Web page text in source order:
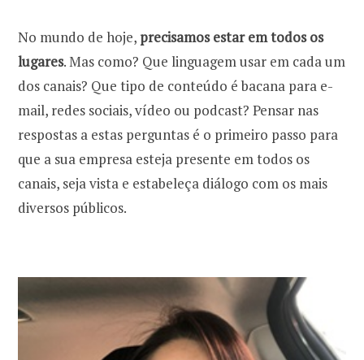
No mundo de hoje, precisamos estar em todos os
lugares. Mas como? Que linguagem usar em cada um
dos canais? Que tipo de conteúdo é bacana para e-
mail, redes sociais, vídeo ou podcast? Pensar nas
respostas a estas perguntas é o primeiro passo para
que a sua empresa esteja presente em todos os
canais, seja vista e estabeleça diálogo com os mais
diversos públicos.